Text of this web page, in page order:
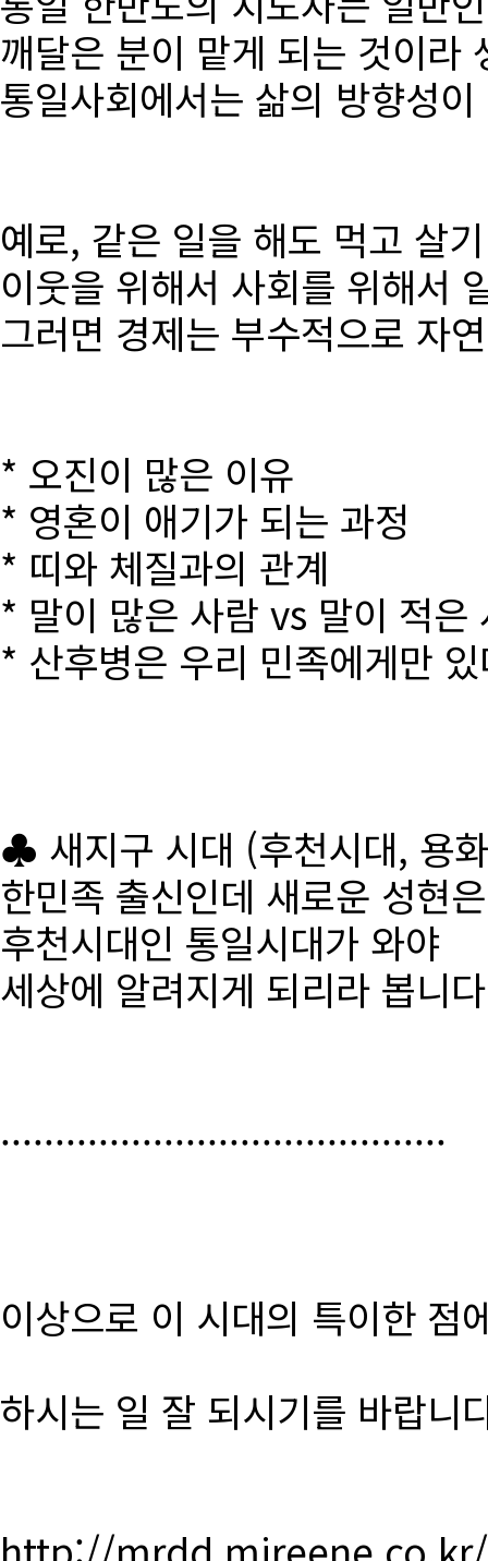
깨달은 분이 맡게 되는 것이라
통일사회에서는 삶의 방향성
예로, 같은 일을 해도 먹고 살
이웃을 위해서 사회를 위해서
그러면 경제는 부수적으로 자
* 오진이 많은 이유
* 영혼이 애기가 되는 과정
* 띠와 체질과의 관계
* 말이 많은 사람 vs 말이 적은
* 산후병은 우리 민족에게만
♣ 새지구 시대 (후천시대, 용
한민족 출신인데 새로운 성현
후천시대인 통일시대가 와야
세상에 알려지게 되리라 봅니
.........................................
이상으로 이 시대의 특이한 점
하시는 일 잘 되시기를 바랍니